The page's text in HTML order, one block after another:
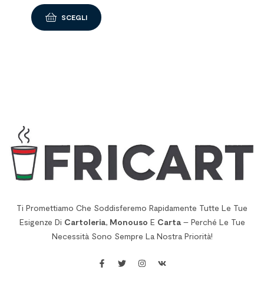
SCEGLI
Ti Promettiamo Che Soddisferemo Rapidamente Tutte Le Tue
Esigenze Di Cartoleria, Monouso E Carta– Perché Le Tue
Necessità Sono Sempre La Nostra Priorità!